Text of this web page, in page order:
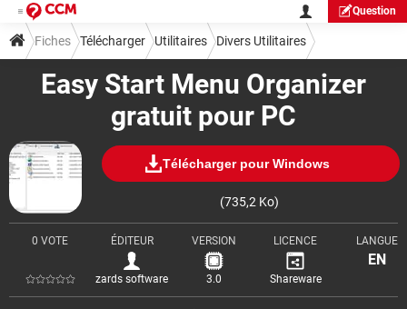
Question
Easy Start Menu Organizer
gratuit pour PC
Télécharger pour Windows
(735,2 Ko)
0 VOTE ÉDITEUR
zards software
VERSION
3.0
LICENCE
Shareware
LANGUE
EN
Fiches Télécharger Utilitaires Divers Utilitaires